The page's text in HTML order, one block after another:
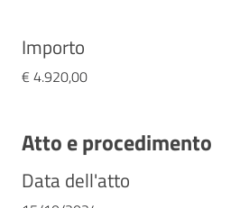
Importo
€ 4.920,00
Atto e procedimento
Data dell'atto